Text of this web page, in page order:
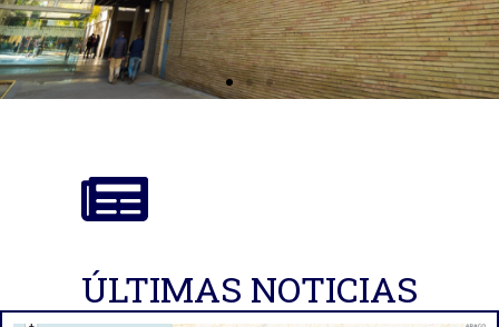
ÚLTIMAS NOTICIAS